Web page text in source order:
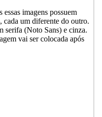
essas imagens possuem
cada um diferente do outro.
serifa (Noto Sans) e cinza.
vai ser colocada após